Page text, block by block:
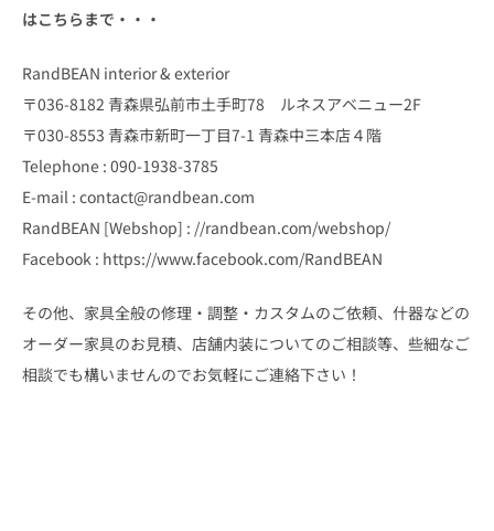
はこちらまで・・・
RandBEAN interior & exterior
〒036-8182 青森県弘前市土手町78 ルネスアベニュー2F
〒030-8553 青森市新町一丁目7-1 青森中三本店４階
Telephone : 090-1938-3785
E-mail : contact@randbean.com
RandBEAN [Webshop] : //randbean.com/webshop/
Facebook : https://www.facebook.com/RandBEAN
その他、家具全般の修理・調整・カスタムのご依頼、什器などの
オーダー家具のお見積、店舗内装についてのご相談等、些細なご
相談でも構いませんのでお気軽にご連絡下さい！